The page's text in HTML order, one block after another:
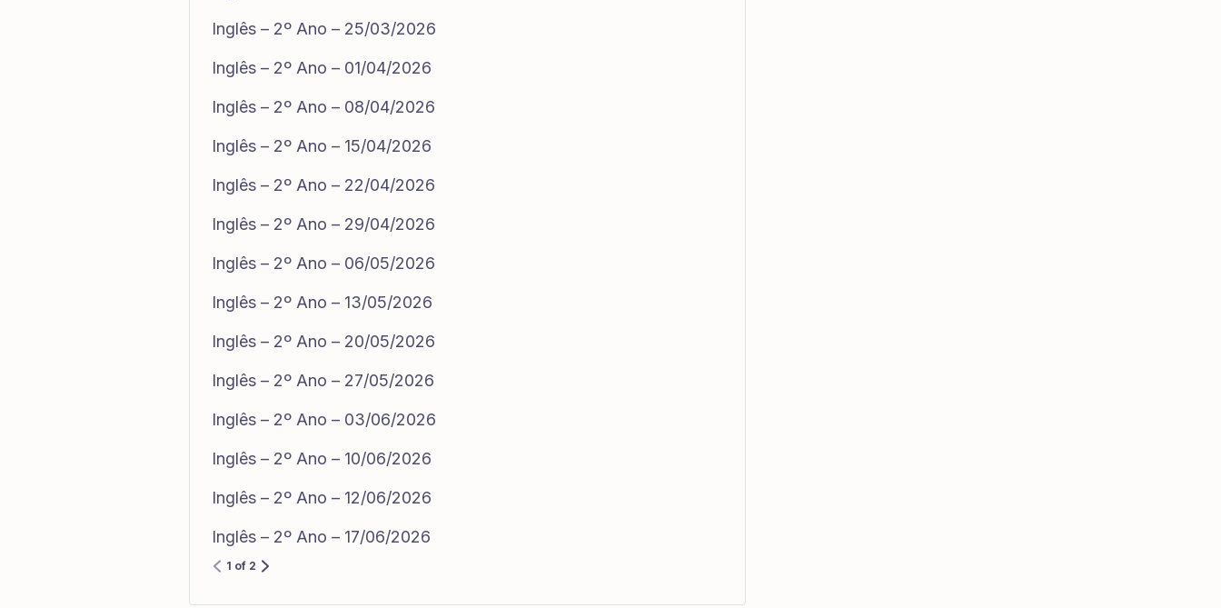
Inglês – 2º Ano – 25/03/2026
Inglês – 2º Ano – 01/04/2026
Inglês – 2º Ano – 08/04/2026
Inglês – 2º Ano – 15/04/2026
Inglês – 2º Ano – 22/04/2026
Inglês – 2º Ano – 29/04/2026
Inglês – 2º Ano – 06/05/2026
Inglês – 2º Ano – 13/05/2026
Inglês – 2º Ano – 20/05/2026
Inglês – 2º Ano – 27/05/2026
Inglês – 2º Ano – 03/06/2026
Inglês – 2º Ano – 10/06/2026
Inglês – 2º Ano – 12/06/2026
Inglês – 2º Ano – 17/06/2026
1 of 2